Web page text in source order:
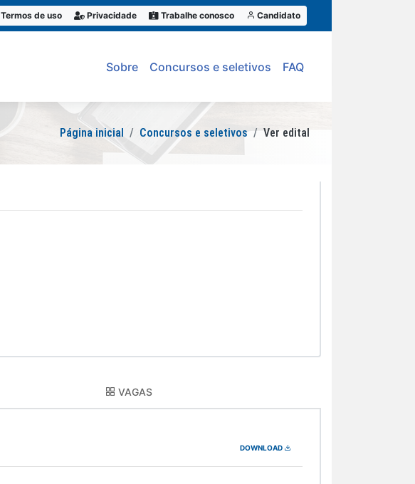
Termos de uso Privacidade Trabalhe conosco Candidato
Sobre Concursos e seletivos FAQ
Página inicial Concursos e seletivos Ver edital
VAGAS
DOWNLOAD